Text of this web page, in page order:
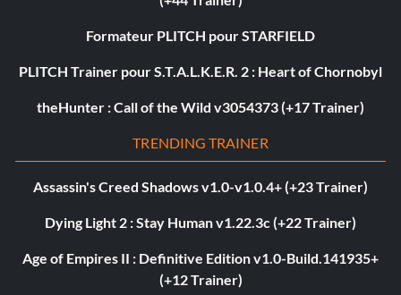
Formateur PLITCH pour STARFIELD
PLITCH Trainer pour S.T.A.L.K.E.R. 2 : Heart of Chornobyl
theHunter : Call of the Wild v3054373 (+17 Trainer)
TRENDING TRAINER
Assassin's Creed Shadows v1.0-v1.0.4+ (+23 Trainer)
Dying Light 2 : Stay Human v1.22.3c (+22 Trainer)
Age of Empires II : Definitive Edition v1.0-Build.141935+
(+12 Trainer)